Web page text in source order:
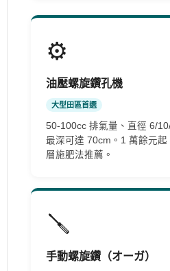
⚙️
油壓螺旋鑽孔機
大型田區首選
50-100cc 排氣量、直徑 6/
最深可達 70cm。1 萬餘元
層施肥法推薦。
🪛
手動螺旋鑽（オーガ）